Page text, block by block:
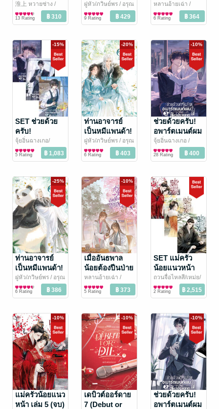
淮上 หวายซ่าง /
ไช่ฉิง/ Rose by
Amarin
นิยายวาย Boy
Love / Yaoi
13 Rating
เล่ม 4 (จบ)
ฝูหัว/ภวิษย์พร / อรุณ
นิยายรักจีนโบราณ
9 Rating
ไปเป็นชายาอ๋อง
เล่ม 2 (จบ)
หลานอ้ายเฉ่า /
Huang Liyuan แปล
/ อรุณ
นิยายรักจีนโบราณ
6 Rating
-15%
SET ช่วยด้วย
ครับ!
อพาร์ตเมนต์ผม
มีแต่สัตว์
ประหลาด เล่ม
จุ้ยอิ่นฉางเกอ/
ศีตกาล/ Rose by
Amarin
นิยายวาย Boy
Love / Yaoi
5 Rating
-20%
ท่านอาจารย์
เป็นหมีแพนด้า!
เล่ม 3
ฝูหัว/ภวิษย์พร / อรุณ
นิยายรักจีนโบราณ
6 Rating
-10%
ช่วยด้วยครับ!
อพาร์ตเมนต์ผม
มีแต่สัตว์
ประหลาด เล่ม 3
(จบ)
จุ้ยอิ่นฉางเกอ /
ศีตกาล/ Rose by
Amarin
นิยายวาย Boy
Love / Yaoi
28 Rating
-25%
ท่านอาจารย์
เป็นหมีแพนด้า!
เล่ม 2
ฝูหัว/ภวิษย์พร / อรุณ
นิยายรักจีนโบราณ
6 Rating
-10%
เมื่ออันธพาล
น้อยต้องปีนป่าย
ไปเป็นชายาอ๋อง
เล่ม 1
หลานอ้ายเฉ่า /
Huang Liyuan แปล
/ อรุณ
นิยายรักจีนโบราณ
5 Rating
SET แม่ครัว
น้อยแนวหน้า
เล่ม 1-5 (จบ)
ถวนจื่อไหลสี/เหม่ย/
สี่เมษา/ อรุณ
นิยายรักจีนโบราณ
2 Rating
-10%
แม่ครัวน้อยแนว
หน้า เล่ม 5 (จบ)
-10%
เดบิวต์ออร์ดาย
7 (Debut or
-10%
ช่วยด้วยครับ!
อพาร์ตเมนต์ผม